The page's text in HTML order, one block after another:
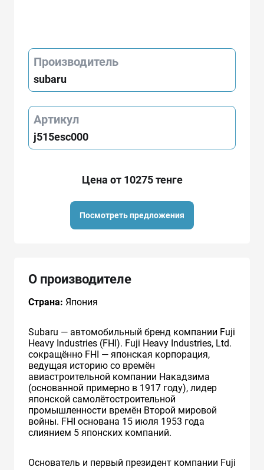
Производитель
subaru
Артикул
j515esc000
Цена от 10275 тенге
Посмотреть предложения
О производителе
Страна: Япония
Subaru — автомобильный бренд компании Fuji
Heavy Industries (FHI). Fuji Heavy Industries, Ltd.
сокращённо FHI — японская корпорация,
ведущая историю со времён
авиастроительной компании Накадзима
(основанной примерно в 1917 году), лидер
японской самолётостроительной
промышленности времён Второй мировой
войны. FHI основана 15 июля 1953 года
слиянием 5 японских компаний.
Основатель и первый президент компании Fuji